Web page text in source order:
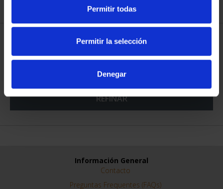
Permitir todas
Permitir la selección
Denegar
ORDENAR POR:
REFINAR
Información General
Contacto